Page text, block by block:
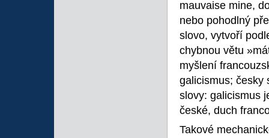
mauvaise mine,
nebo pohodlný
slovo, vytvoří
chybnou větu
myšlení
galicismus; česky
slovy: galicismus
české, duch
Takové